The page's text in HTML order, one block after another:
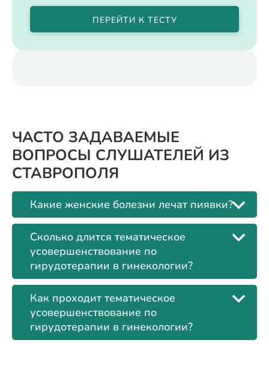
ПЕРЕЙТИ К ТЕСТУ
ЧАСТО ЗАДАВАЕМЫЕ
ВОПРОСЫ СЛУШАТЕЛЕЙ ИЗ
СТАВРОПОЛЯ
Какие женские болезни лечат пиявки?
Сколько длится тематическое
усовершенствование по
гирудотерапии в гинекологии?
Как проходит тематическое
усовершенствование по
гирудотерапии в гинекологии?